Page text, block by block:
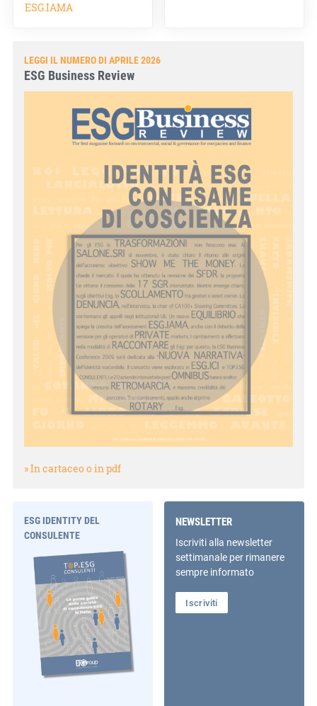
ESG.IAMA
LEGGI IL NUMERO DI APRILE 2026
ESG Business Review
» In cartaceo o in pdf
ESG IDENTITY DEL
CONSULENTE
NEWSLETTER
Iscriviti alla newsletter
settimanale per rimanere
sempre informato
Iscriviti